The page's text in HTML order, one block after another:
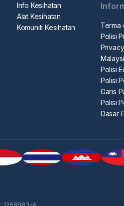
Info Kesihatan
Alat Kesihatan
Komuniti Kesihatan
Terma
Polisi
Polisi
Polisi
Garis
Polisi
Dasar